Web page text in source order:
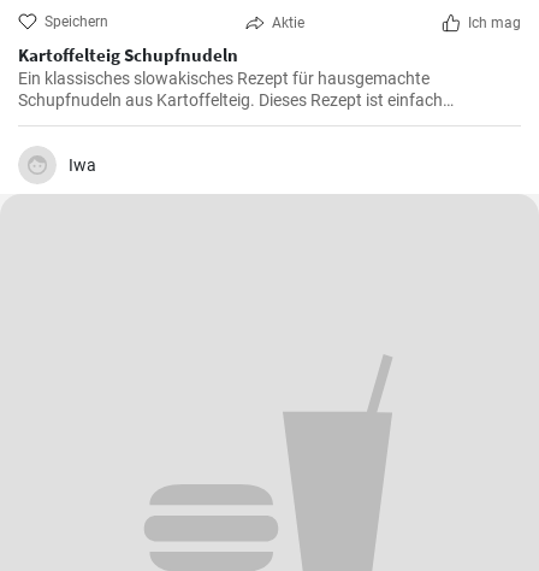
Speichern Aktie Ich mag
Kartoffelteig Schupfnudeln
Ein klassisches slowakisches Rezept für hausgemachte
Schupfnudeln aus Kartoffelteig. Dieses Rezept ist einfach
zuzubereiten und schmeckt hervorragend.
Iwa